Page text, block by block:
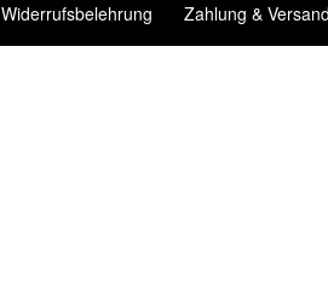
Widerrufsbelehrung Zahlung & Versand